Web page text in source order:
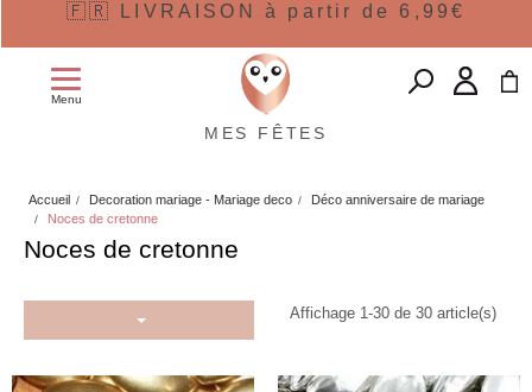
🇫🇷 LIVRAISON à partir de 6,99€
Menu
MES FÊTES
Accueil Decoration mariage - Mariage deco
Déco anniversaire de mariage
Noces de cretonne
Noces de cretonne
Affichage 1-30 de 30 article(s)